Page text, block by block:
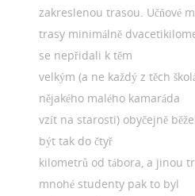
zakreslenou trasou. Učňové
trasy minimálně
se nepřidali k těm
velkým (a ne každý z těch
nějakého malého kamaráda
vzít na starosti) obyčejně
být tak do čtyř
kilometrů od tábora, a jinou
mnohé studenty pak to byl